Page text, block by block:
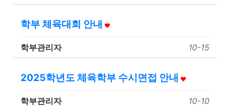
학부 체육대회 안내
학부관리자 10-15
2025학년도 체육학부 수시면접 안내
학부관리자 10-10